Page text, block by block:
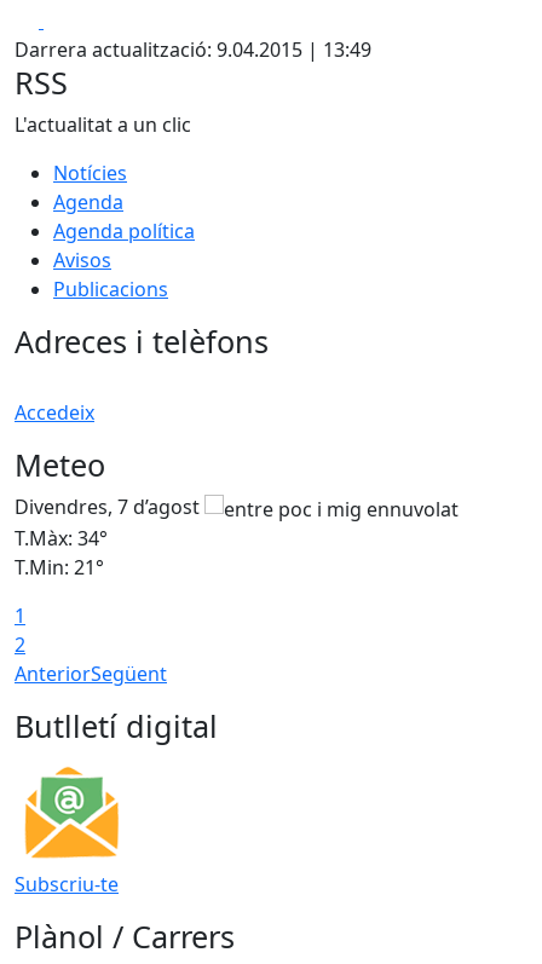
Darrera actualització: 9.04.2015 | 13:49
RSS
L'actualitat a un clic
Notícies
Agenda
Agenda política
Avisos
Publicacions
Adreces i telèfons
Accedeix
Meteo
Divendres, 7 d’agost
T.Màx: 34°
T.Min: 21°
1
2
AnteriorSegüent
Butlletí digital
Subscriu-te
Plànol / Carrers